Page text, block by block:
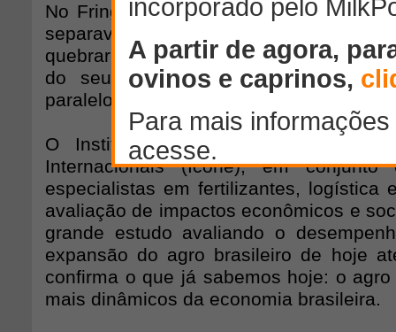
No Fringe, um dos personagens
separavam os dois universos. É
quebrar as barreiras que separam o
do seu paralelo. Eles não são, na
paralelos.
O Instituto de Estudos do
Internacionais (Icone), em
especialistas em fertilizantes, logística
avaliação de impactos econômicos e
grande estudo avaliando o
expansão do agro brasileiro de hoje
confirma o que já sabemos hoje: o
mais dinâmicos da economia brasileira.